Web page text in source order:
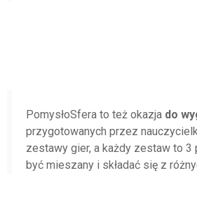
PomysłoSfera to też okazja do
przygotowanych przez
zestawy gier, a każdy zestaw to 3
być mieszany i składać się z